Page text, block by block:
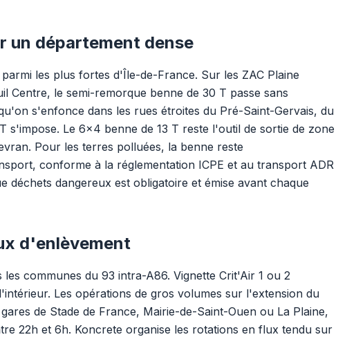
un département dense
les plus fortes d'Île-de-France. Sur les ZAC Plaine
Centre, le semi-remorque benne de 30 T passe sans
s'enfonce dans les rues étroites du Pré-Saint-Gervais, du
s'impose. Le 6x4 benne de 13 T reste l'outil de sortie de zone
Pour les terres polluées, la benne reste
conforme à la réglementation ICPE et au transport ADR
déchets dangereux est obligatoire et émise avant chaque
d'enlèvement
communes du 93 intra-A86. Vignette Crit'Air 1 ou 2
Les opérations de gros volumes sur l'extension du
de Stade de France, Mairie-de-Saint-Ouen ou La Plaine,
22h et 6h. Koncrete organise les rotations en flux tendu sur